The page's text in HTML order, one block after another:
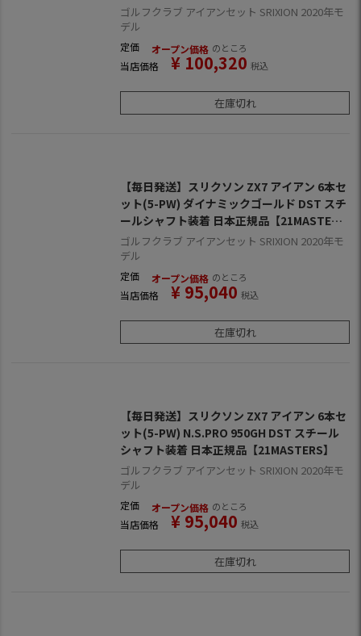
ゴルフクラブ アイアンセット SRIXION 2020年モ
デル
定価 オープン価格 のところ
当店価格 ¥ 100,320 税込
在庫切れ
【毎日発送】スリクソン ZX7 アイアン 6本セ
ット(5-PW) ダイナミックゴールド DST スチ
ールシャフト装着 日本正規品【21MASTER
S】
ゴルフクラブ アイアンセット SRIXION 2020年モ
デル
定価 オープン価格 のところ
当店価格 ¥ 95,040 税込
在庫切れ
【毎日発送】スリクソン ZX7 アイアン 6本セ
ット(5-PW) N.S.PRO 950GH DST スチール
シャフト装着 日本正規品【21MASTERS】
ゴルフクラブ アイアンセット SRIXION 2020年モ
デル
定価 オープン価格 のところ
当店価格 ¥ 95,040 税込
在庫切れ